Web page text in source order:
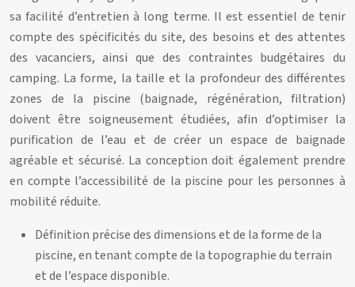
sa facilité d’entretien à long terme. Il est essentiel de tenir
compte des spécificités du site, des besoins et des attentes
des vacanciers, ainsi que des contraintes budgétaires du
camping. La forme, la taille et la profondeur des différentes
zones de la piscine (baignade, régénération, filtration)
doivent être soigneusement étudiées, afin d’optimiser la
purification de l’eau et de créer un espace de baignade
agréable et sécurisé. La conception doit également prendre
en compte l’accessibilité de la piscine pour les personnes à
mobilité réduite.
Définition précise des dimensions et de la forme de la
piscine, en tenant compte de la topographie du terrain
et de l’espace disponible.